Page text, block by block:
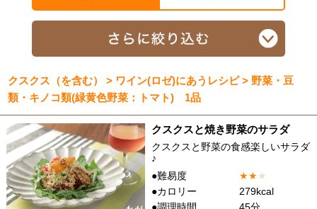
クスクス（を含む） > ワイン(ロゼ)にあうレシピ > 野菜・豆
類・キノコ類(緑黄色野菜：トマト) 1品
クスクスと焼き野菜のサラダ
クスクスと野菜の食感楽しいサラダ
♪
●難易度
★★★
●カロリー
279kcal